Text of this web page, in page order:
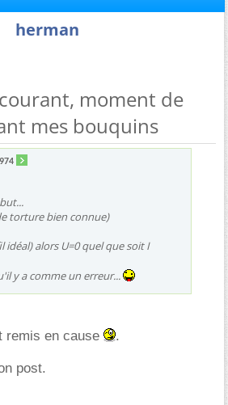
herman
moment de
mes bouquins
torture bien connue)
idéal) alors U=0 quel que soit I
y a comme un erreur...
remis en cause .
post.